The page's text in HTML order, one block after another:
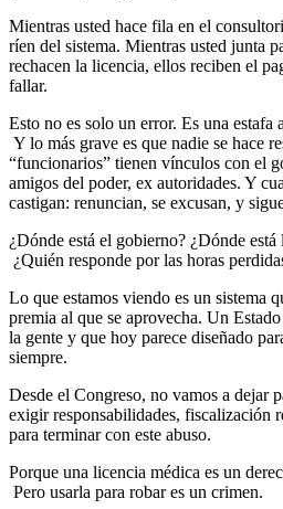
Mientras usted hace fila en el
ríen del sistema. Mientras usted junta
rechacen la licencia, ellos reciben el
fallar.
Esto no es solo un error. Es una estafa
Y lo más grave es que nadie se hace
“funcionarios” tienen vínculos con el
amigos del poder, ex autoridades. Y
castigan: renuncian, se excusan, y
¿Dónde está el gobierno? ¿Dónde
¿Quién responde por las horas
Lo que estamos viendo es un sistema
premia al que se aprovecha. Un
la gente y que hoy parece diseñado
siempre.
Desde el Congreso, no vamos a dejar
exigir responsabilidades, fiscalización
para terminar con este abuso.
Porque una licencia médica es un
Pero usarla para robar es un crimen.